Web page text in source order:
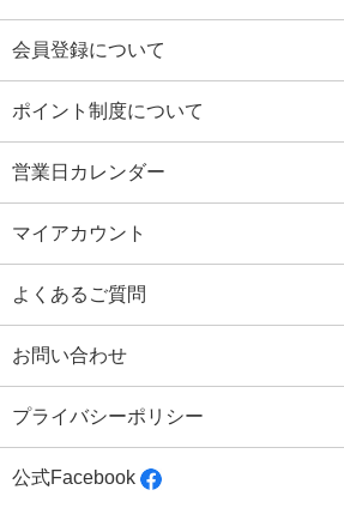
会員登録について
ポイント制度について
営業日カレンダー
マイアカウント
よくあるご質問
お問い合わせ
プライバシーポリシー
公式Facebook